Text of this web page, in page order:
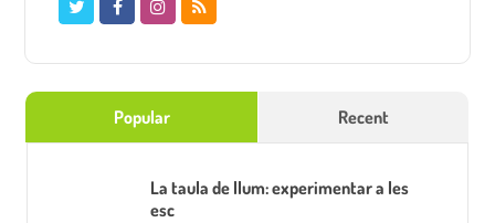
Popular Recent
La taula de llum: experimentar a les
esc